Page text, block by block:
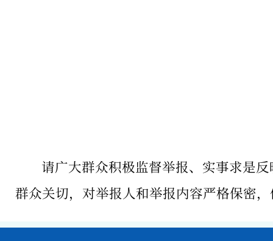
请广大群众积极监督举报、实事求是
群众关切，对举报人和举报内容严格保密